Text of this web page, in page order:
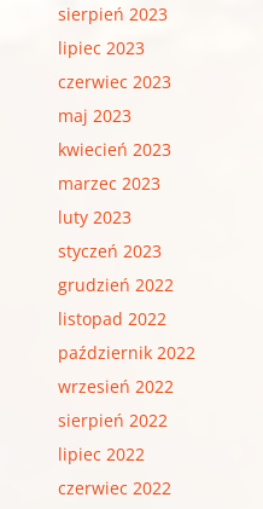
sierpień 2023
lipiec 2023
czerwiec 2023
maj 2023
kwiecień 2023
marzec 2023
luty 2023
styczeń 2023
grudzień 2022
listopad 2022
październik 2022
wrzesień 2022
sierpień 2022
lipiec 2022
czerwiec 2022